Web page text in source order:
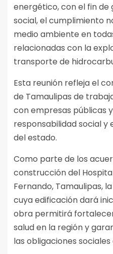
energético, con el fin
social, el cumplimiento
medio ambiente en
relacionadas con la
transporte de
Esta reunión refleja el
de Tamaulipas de
con empresas públicas
responsabilidad social
del estado.
Como parte de los
construcción del
Fernando, Tamaulipas,
cuya edificación dará
obra permitirá
salud en la región y
las obligaciones